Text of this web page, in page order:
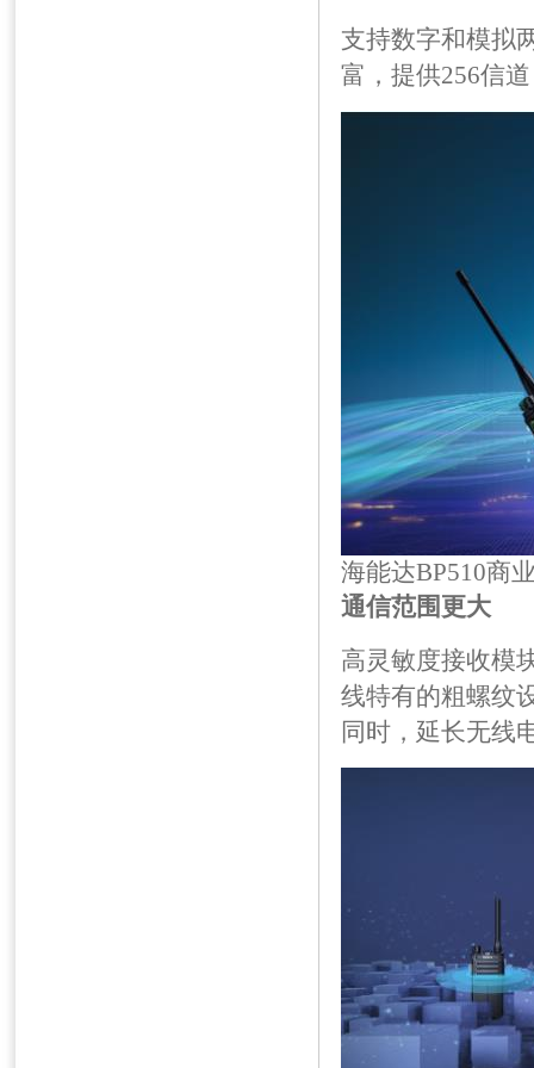
支持数字和模拟
富，提供256信
海能达BP510商
通信范围更大
高灵敏度接收模
线特有的粗螺纹
同时，延长无线